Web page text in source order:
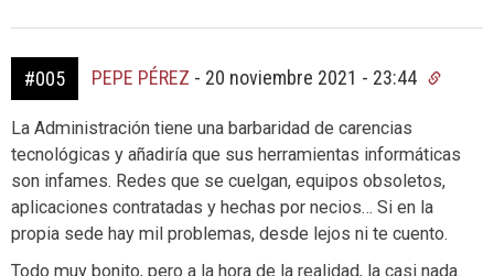
#005 PEPE PÉREZ - 20 noviembre 2021 - 23:44
La Administración tiene una barbaridad de carencias
tecnológicas y añadiría que sus herramientas informáticas
son infames. Redes que se cuelgan, equipos obsoletos,
aplicaciones contratadas y hechas por necios… Si en la
propia sede hay mil problemas, desde lejos ni te cuento.
Todo muy bonito, pero a la hora de la realidad, la casi nada.